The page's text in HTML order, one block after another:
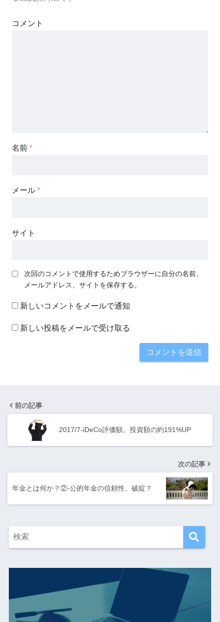
コメント
名前 *
メール *
サイト
次回のコメントで使用するためブラウザーに自分の名前、
メールアドレス、サイトを保存する。
新しいコメントをメールで通知
新しい投稿をメールで受け取る
前の記事
2017/7-iDeCo評価額。投資額の約191%UP
次の記事
年金とは何か？②-公的年金の信頼性、破綻？